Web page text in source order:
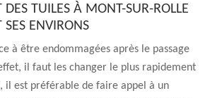
TUILES À MONT-SUR-ROLLE
ENVIRONS
à être endommagées après le passage
il faut les changer le plus rapidement
il est préférable de faire appel à un